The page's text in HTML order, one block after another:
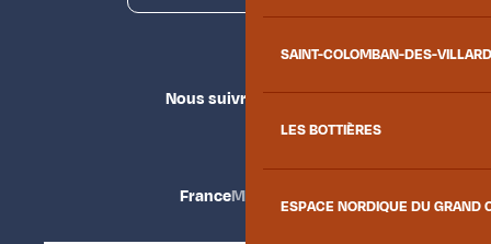
SAINT-COLOMBAN-DES-
LES BOTTIÈRES
ESPACE NORDIQUE DU GRAND
Nous suivre
FranceMaurienne